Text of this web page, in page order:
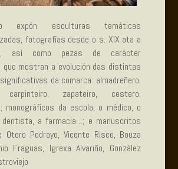
expón esculturas temáticas
fotografías desde o s. XIX ata a
así como pezas de carácter
que mostran a evolución das distintas
da comarca: almadreñero,
carpinteiro, zapateiro, cestero,
monográficos da escola, o médico, o
dentista, a farmacia…; e manuscritos
Otero Pedrayo, Vicente Risco, Bouza
Fraguas, Igrexa Alvariño, González